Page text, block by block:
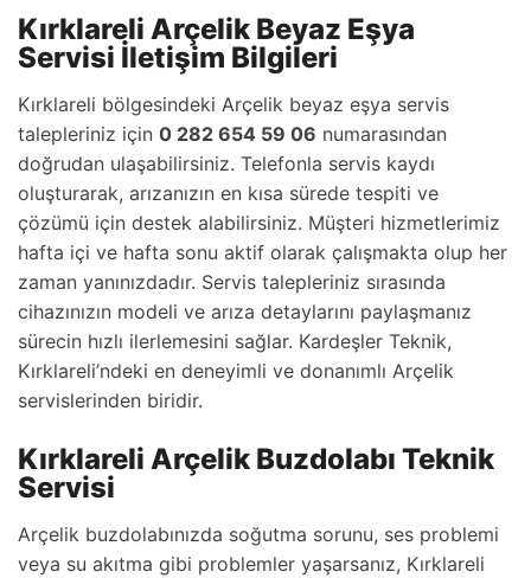
Kırklareli Arçelik Beyaz Eşya
Servisi İletişim Bilgileri
Kırklareli bölgesindeki Arçelik beyaz eşya servis
talepleriniz için 0 282 654 59 06 numarasından
doğrudan ulaşabilirsiniz. Telefonla servis kaydı
oluşturarak, arızanızın en kısa sürede tespiti ve
çözümü için destek alabilirsiniz. Müşteri hizmetlerimiz
hafta içi ve hafta sonu aktif olarak çalışmakta olup her
zaman yanınızdadır. Servis talepleriniz sırasında
cihazınızın modeli ve arıza detaylarını paylaşmanız
sürecin hızlı ilerlemesini sağlar. Kardeşler Teknik,
Kırklareli’ndeki en deneyimli ve donanımlı Arçelik
servislerinden biridir.
Kırklareli Arçelik Buzdolabı Teknik
Servisi
Arçelik buzdolabınızda soğutma sorunu, ses problemi
veya su akıtma gibi problemler yaşarsanız, Kırklareli